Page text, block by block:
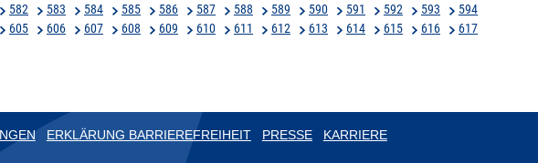
582 583 584 585 586 587 588 589 590 591 592 593
594
605 606 607 608 609 610 611 612 613 614 615 616
617
ERKLÄRUNG BARRIEREFREIHEIT PRESSE
KARRIERE